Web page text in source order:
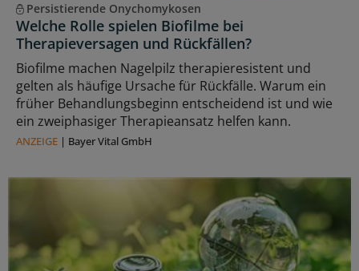
Persistierende Onychomykosen
Welche Rolle spielen Biofilme bei
Therapieversagen und Rückfällen?
Biofilme machen Nagelpilz therapieresistent und
gelten als häufige Ursache für Rückfälle. Warum ein
früher Behandlungsbeginn entscheidend ist und wie
ein zweiphasiger Therapieansatz helfen kann.
ANZEIGE | Bayer Vital GmbH